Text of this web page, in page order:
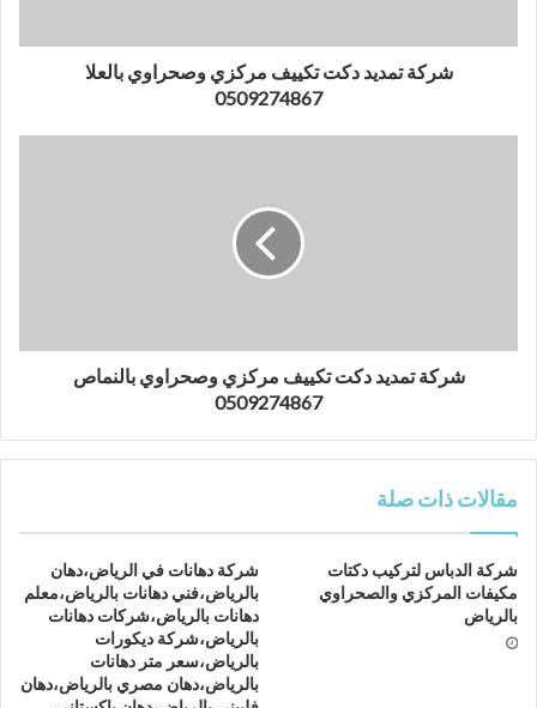
شركة تمديد دكت تكييف مركزي وصحراوي بالعلا
0509274867
شركة تمديد دكت تكييف مركزي وصحراوي بالنماص
0509274867
مقالات ذات صلة
شركة الدباس لتركيب دكتات
مكيفات المركزي والصحراوي
بالرياض
شركة دهانات في الرياض،دهان
بالرياض،فني دهانات بالرياض،معلم
دهانات بالرياض،شركات دهانات
بالرياض،شركة ديكورات
بالرياض،سعر متر دهانات
بالرياض،دهان مصري بالرياض،دهان